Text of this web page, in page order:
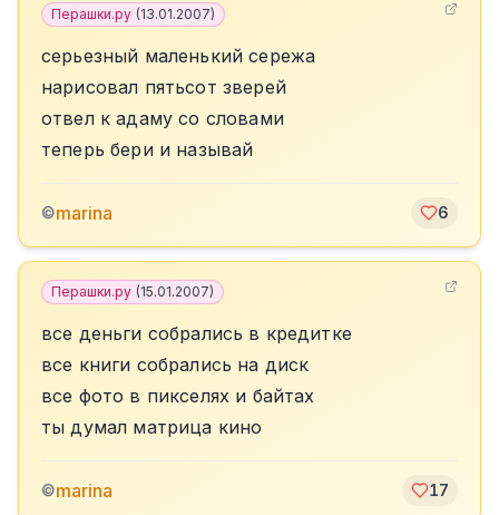
Перашки.ру (13.01.2007)
серьезный маленький сережа
нарисовал пятьсот зверей
отвел к адаму со словами
теперь бери и называй
©marina 6
Перашки.ру (15.01.2007)
все деньги собрались в кредитке
все книги собрались на диск
все фото в пикселях и байтах
ты думал матрица кино
©marina 17